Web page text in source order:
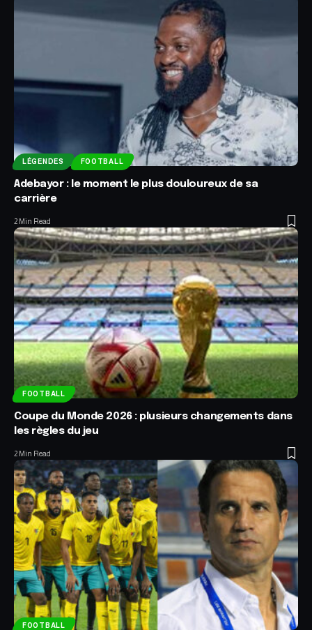
LÉGENDES FOOTBALL
Adebayor : le moment le plus douloureux de sa
carrière
2 Min Read
FOOTBALL
Coupe du Monde 2026 : plusieurs changements dans
les règles du jeu
2 Min Read
FOOTBALL